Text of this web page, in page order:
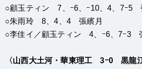
○顧玉ティン 7、ｰ6、ｰ10、4、7ｰ5
○朱雨玲 8、4、4 張繽月
○李佳イ／顧玉ティン 4、ｰ6、7ｰ3
〈山西大土河・華東理工 3ｰ0 黒龍